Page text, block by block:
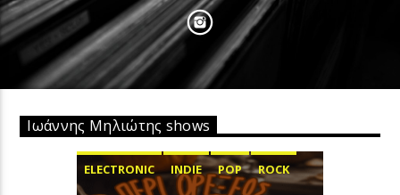
Ιωάννης Μηλιώτης shows
ELECTRONIC INDIE POP ROCK